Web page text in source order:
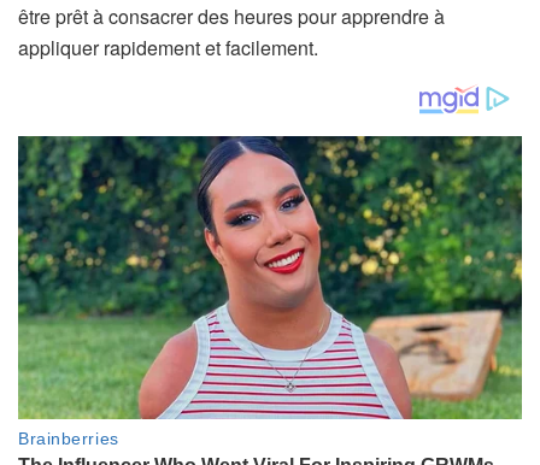
être prêt à consacrer des heures pour apprendre à
appliquer rapidement et facilement.